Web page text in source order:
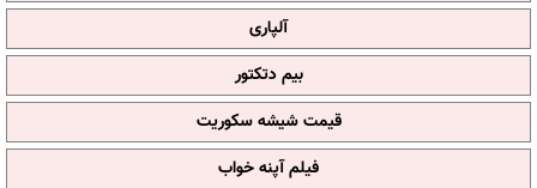
آلپاری
بیم دتکتور
قیمت شیشه سکوریت
فیلم آپنه خواب